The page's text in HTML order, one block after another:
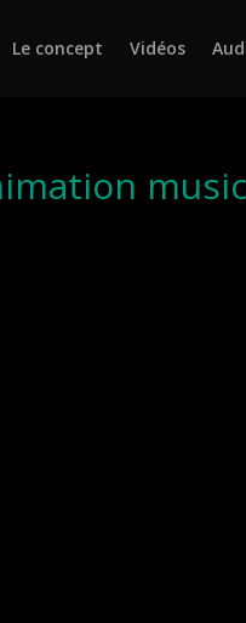
Le concept Vidéos